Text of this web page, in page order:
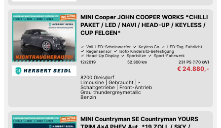
MINI Cooper JOHN COOPER WORKS *CHILLI
PAKET / LED / NAVI / HEAD-UP / KEYLESS /
CUP FELGEN*
Voll-LED-Scheinwerfer Keyless Go
LED-Tag-Fahrlicht
Regensensor
Isofix Kindersitz-Befestigung
Head-Up Display
Sportsitze
Sport-Fahrwerk
12/2019
52.300 km 231 PS (170 kW)
€ 24.880,-
8200 Gleisdorf
Limousine| Gebraucht|
-
Schaltgetriebe|
Front-Antrieb
Grau thundergreymetallic
Benzin
MINI Countryman SE Countryman YOURS